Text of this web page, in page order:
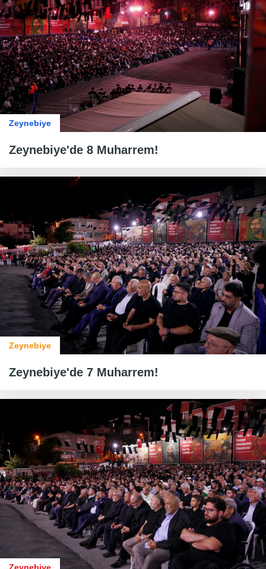
Zeynebiye
Zeynebiye'de 8 Muharrem!
Zeynebiye
Zeynebiye'de 7 Muharrem!